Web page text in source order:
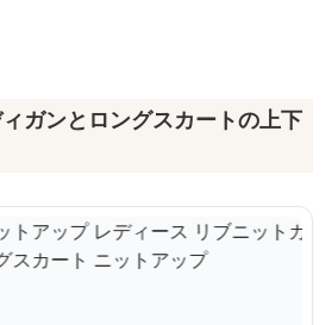
ガンとロングスカートの上下